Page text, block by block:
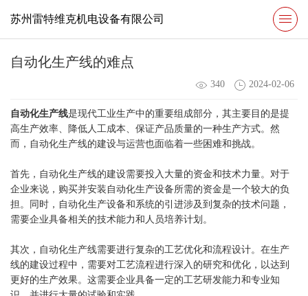
苏州雷特维克机电设备有限公司
自动化生产线的难点
340 2024-02-06
自动化生产线是现代工业生产中的重要组成部分，其主要目的是提
高生产效率、降低人工成本、保证产品质量的一种生产方式。然
而，自动化生产线的建设与运营也面临着一些困难和挑战。
首先，自动化生产线的建设需要投入大量的资金和技术力量。对于
企业来说，购买并安装自动化生产设备所需的资金是一个较大的负
担。同时，自动化生产设备和系统的引进涉及到复杂的技术问题，
需要企业具备相关的技术能力和人员培养计划。
其次，自动化生产线需要进行复杂的工艺优化和流程设计。在生产
线的建设过程中，需要对工艺流程进行深入的研究和优化，以达到
更好的生产效果。这需要企业具备一定的工艺研发能力和专业知